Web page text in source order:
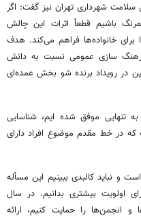
شهرداری تهران نیز گفت: اگر
باشیم قطعاً اثرات این چالش
خانواده‌ها فراهم می‌کند. هدف
سازی عمومی نسبت به دانش
در رویداد برنده شو بخش عمده‌ای
به تنهایی موفق شده ایم، شناسایی
در خط مقدم موضوع افراد دارای
نباید کالبدی ببینیم این مسأله
اولویت بیشتری بدانیم. در سال
انجمن‌ها را حمایت کنیم، ارائه